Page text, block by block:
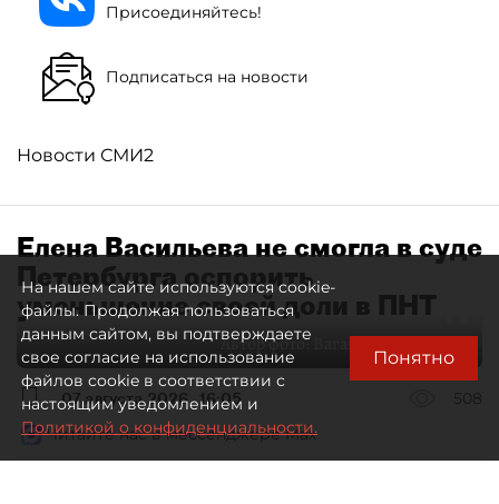
Присоединяйтесь!
Подписаться на новости
Новости СМИ2
Елена Васильева не смогла в суде
Петербурга оспорить
уменьшение своей доли в ПНТ
Автор фото: Ваганов Антон / "ДП"
07 августа 2026 16:05
508
Читайте нас в мессенджере Max
На нашем сайте используются cookie-
файлы. Продолжая пользоваться
данным сайтом, вы подтверждаете
свое согласие на использование
файлов cookie в соответствии с
настоящим уведомлением и
Политикой о конфиденциальности.
Понятно